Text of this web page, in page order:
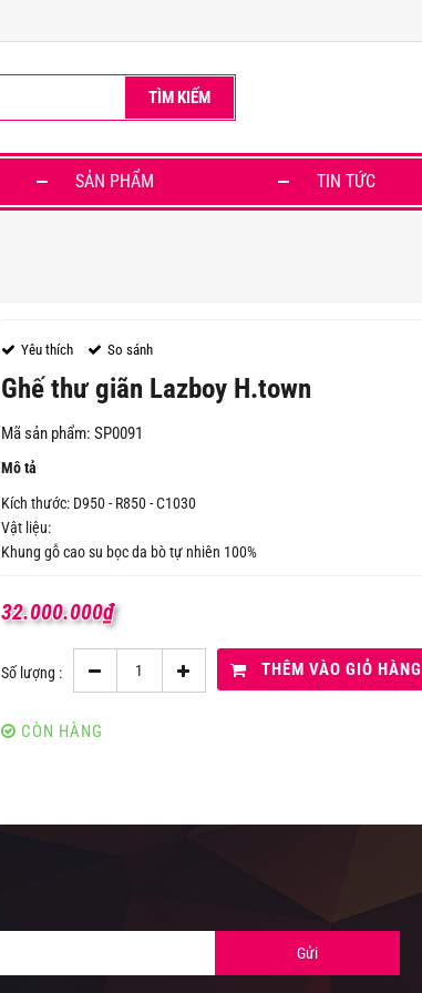
TÌM KIẾM
SẢN PHẨM TIN TỨC
Yêu thích So sánh
Ghế thư giãn Lazboy H.town
Mã sản phẩm: SP0091
Mô tả
Kích thước: D950 - R850 - C1030
Vật liệu:
Khung gỗ cao su bọc da bò tự nhiên 100%
32.000.000₫
Số lượng : THÊM VÀO GIỎ HÀNG
CÒN HÀNG
Gửi